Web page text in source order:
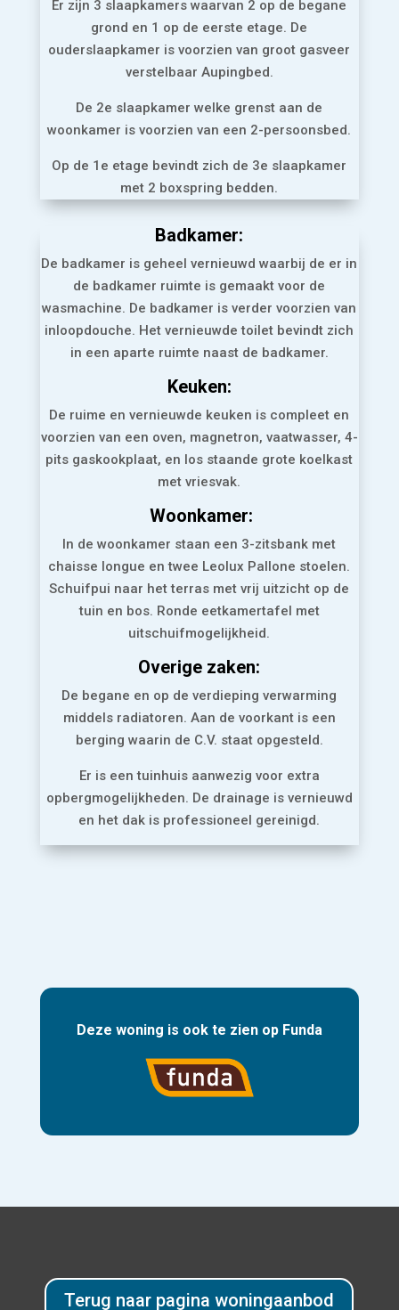
Er zijn 3 slaapkamers waarvan 2 op de begane
grond en 1 op de eerste etage. De
ouderslaapkamer is voorzien van groot gasveer
verstelbaar Aupingbed.
De 2e slaapkamer welke grenst aan de
woonkamer is voorzien van een 2-persoonsbed.
Op de 1e etage bevindt zich de 3e slaapkamer
met 2 boxspring bedden.
Badkamer:
De badkamer is geheel vernieuwd waarbij de er in
de badkamer ruimte is gemaakt voor de
wasmachine. De badkamer is verder voorzien van
inloopdouche. Het vernieuwde toilet bevindt zich
in een aparte ruimte naast de badkamer.
Keuken:
De ruime en vernieuwde keuken is compleet en
voorzien van een oven, magnetron, vaatwasser, 4-
pits gaskookplaat, en los staande grote koelkast
met vriesvak.
Woonkamer:
In de woonkamer staan een 3-zitsbank met
chaisse longue en twee Leolux Pallone stoelen.
Schuifpui naar het terras met vrij uitzicht op de
tuin en bos. Ronde eetkamertafel met
uitschuifmogelijkheid.
Overige zaken:
De begane en op de verdieping verwarming
middels radiatoren. Aan de voorkant is een
berging waarin de C.V. staat opgesteld.
Er is een tuinhuis aanwezig voor extra
opbergmogelijkheden. De drainage is vernieuwd
en het dak is professioneel gereinigd.
Deze woning is ook te zien op Funda
Naar Funda
Terug naar pagina woningaanbod